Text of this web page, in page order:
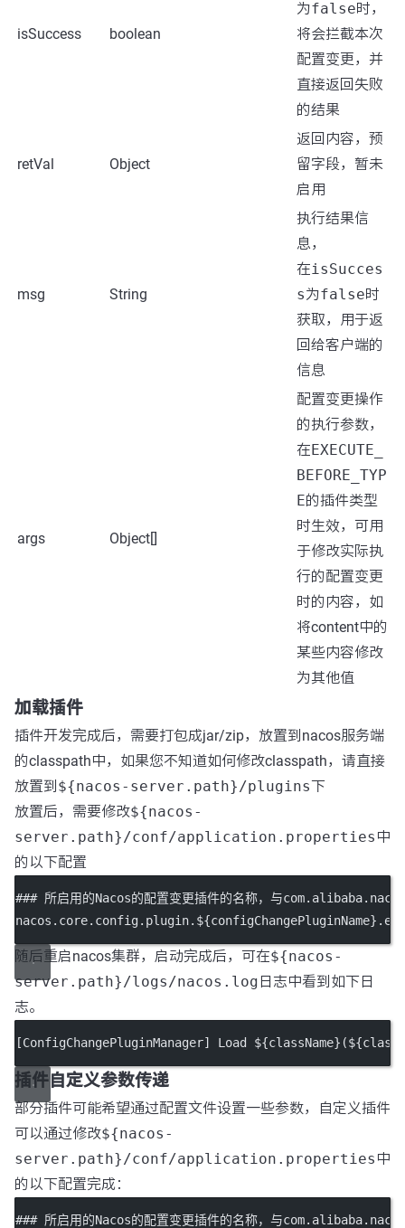
isSuccess boolean
为false时，
将会拦截本次
配置变更，并
直接返回失败
的结果
retVal Object
返回内容，预
留字段，暂未
启用
msg String
执行结果信
息，
在isSucces
s为false时
获取，用于返
回给客户端的
信息
args Object[]
配置变更操作
的执行参数，
在EXECUTE_
BEFORE_TYP
E的插件类型
时生效，可用
于修改实际执
行的配置变更
时的内容，如
将content中的
某些内容修改
为其他值
加载插件
插件开发完成后，需要打包成jar/zip，放置到nacos服务端
的classpath中，如果您不知道如何修改classpath，请直接
放置到 ${nacos-server.path}/plugins下
放置后，需要修改${nacos-
server.path}/conf/application.properties 中
的以下配置
### 所启用的Nacos的配置变更插件的名称，与
nacos.core.config.plugin.${configChangePluginName}.
随后重启nacos集群，启动完成后，可在${nacos-
server.path}/logs/nacos.log 日志中看到如下日
志。
[ConfigChangePluginManager] Load
插件自定义参数传递
部分插件可能希望通过配置文件设置一些参数，自定义插件
可以通过修改${nacos-
server.path}/conf/application.properties 中
的以下配置完成：
### 所启用的Nacos的配置变更插件的名称，与